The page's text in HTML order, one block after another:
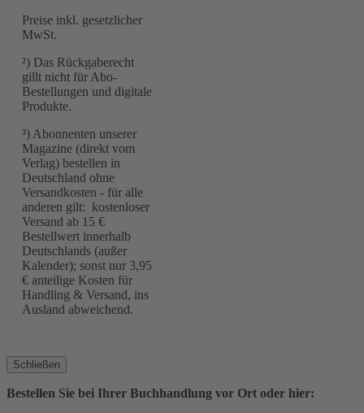
Preise inkl. gesetzlicher
MwSt.
²) Das Rückgaberecht
gillt nicht für Abo-
Bestellungen und digitale
Produkte.
³) Abonnenten unserer
Magazine (direkt vom
Verlag) bestellen in
Deutschland ohne
Versandkosten - für alle
anderen gilt: kostenloser
Versand ab 15 €
Bestellwert innerhalb
Deutschlands (außer
Kalender); sonst nur 3,95
€ anteilige Kosten für
Handling & Versand, ins
Ausland abweichend.
Schließen
Bestellen Sie bei Ihrer Buchhandlung vor Ort oder hier: